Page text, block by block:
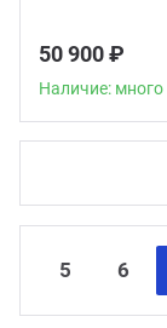
50 900 ₽
Наличие: много
5 6